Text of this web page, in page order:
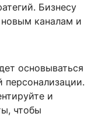
Бизнесу
каналам и
основываться
персонализации.
и
чтобы